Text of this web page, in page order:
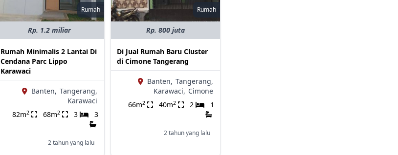
Rumah
Rp. 1.2 miliar
Rumah Minimalis 2 Lantai Di
Cendana Parc Lippo
Karawaci
Banten, Tangerang,
Karawaci
82m2 68m2 3 3
2 tahun yang lalu
Rumah
Rp. 800 juta
Di Jual Rumah Baru Cluster
di Cimone Tangerang
Banten, Tangerang,
Karawaci, Cimone
66m2 40m2 2 1
2 tahun yang lalu